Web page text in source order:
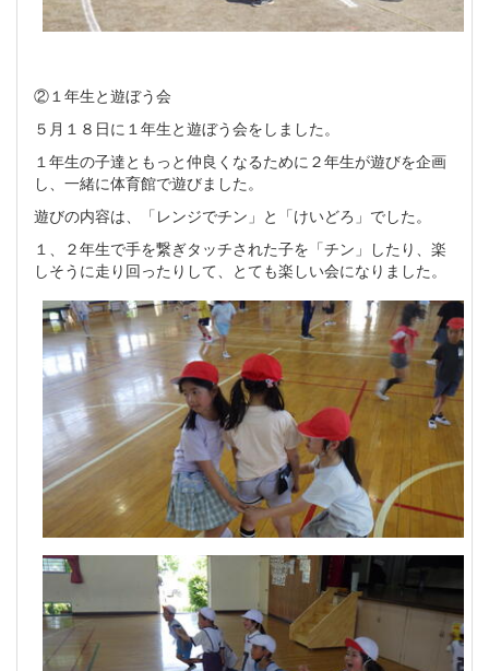
②１年生と遊ぼう会
５月１８日に１年生と遊ぼう会をしました。
１年生の子達ともっと仲良くなるために２年生が遊びを企画
し、一緒に体育館で遊びました。
遊びの内容は、「レンジでチン」と「けいどろ」でした。
１、２年生で手を繋ぎタッチされた子を「チン」したり、楽
しそうに走り回ったりして、とても楽しい会になりました。